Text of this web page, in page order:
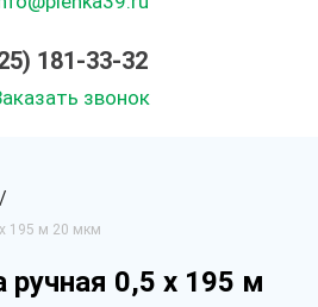
181-33-32
звонок
/
195 м 20 мкм
ручная 0,5 х 195 м